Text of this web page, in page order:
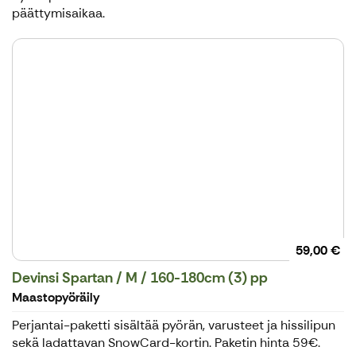
päättymisaikaa.
59,00 €
Devinsi Spartan / M / 160-180cm (3) pp
Maastopyöräily
Perjantai-paketti sisältää pyörän, varusteet ja hissilipun
sekä ladattavan SnowCard-kortin. Paketin hinta 59€.